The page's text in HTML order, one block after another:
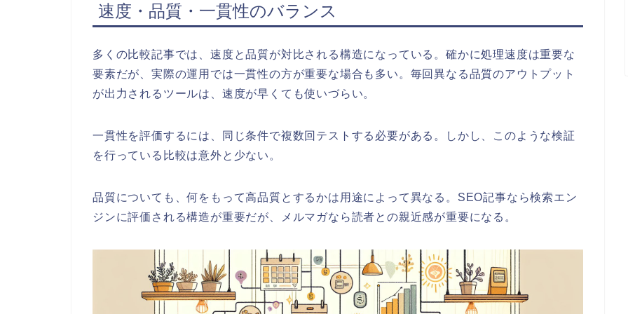
速度・品質・一貫性のバランス
多くの比較記事では、速度と品質が対比される構造になっている。確かに処理速度は重要な
要素だが、実際の運用では一貫性の方が重要な場合も多い。毎回異なる品質のアウトプット
が出力されるツールは、速度が早くても使いづらい。
一貫性を評価するには、同じ条件で複数回テストする必要がある。しかし、このような検証
を行っている比較は意外と少ない。
品質についても、何をもって高品質とするかは用途によって異なる。SEO記事なら検索エン
ジンに評価される構造が重要だが、メルマガなら読者との親近感が重要になる。